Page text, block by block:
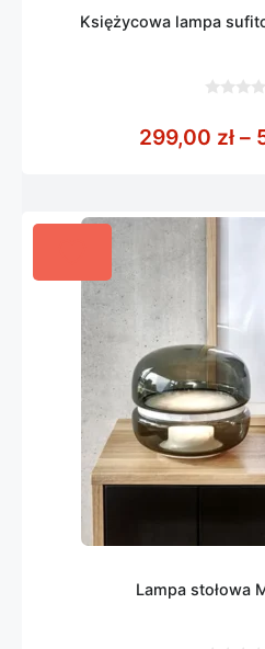
Księżycowa lampa
5
299,00 zł –
Lampa stołowa